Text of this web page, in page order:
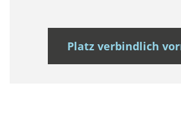
Platz verbindlich